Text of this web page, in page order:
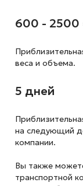
600 - 2500
веса и объема.
5 дней
на следующий
компании.
Вы также
транспортной